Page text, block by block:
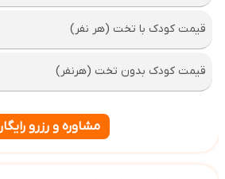
قیمت کودک با تخت (هر نفر)
قیمت کودک بدون تخت (هرنفر)
مشاوره و رزرو رایگان